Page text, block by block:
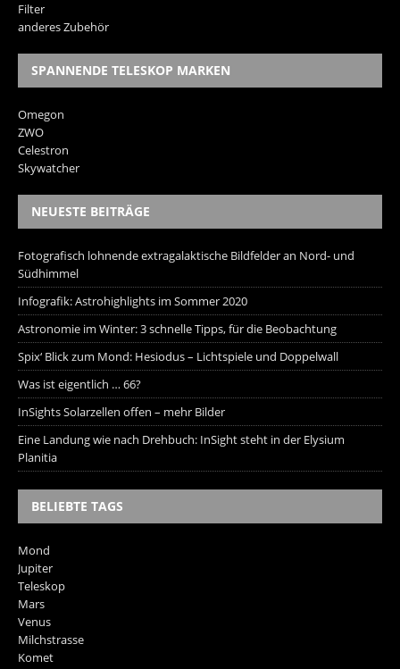
Filter
anderes Zubehör
SPANNENDE TELESKOP MARKEN
Omegon
ZWO
Celestron
Skywatcher
NEUESTE BEITRÄGE
Fotografisch lohnende extragalaktische Bildfelder an Nord- und
Südhimmel
Infografik: Astrohighlights im Sommer 2020
Astronomie im Winter: 3 schnelle Tipps, für die Beobachtung
Spix‘ Blick zum Mond: Hesiodus – Lichtspiele und Doppelwall
Was ist eigentlich … 66?
InSights Solarzellen offen – mehr Bilder
Eine Landung wie nach Drehbuch: InSight steht in der Elysium
Planitia
BELIEBTE TAGS
Mond
Jupiter
Teleskop
Mars
Venus
Milchstrasse
Komet